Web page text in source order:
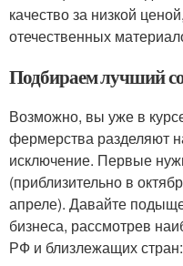
качество за низкой
отечественных
Подбираем лучший
Возможно, вы уже в
фермерства разделяют
исключение. Первые
(приблизительно в
апреле). Давайте
бизнеса, рассмотрев
РФ и близлежащих стран: